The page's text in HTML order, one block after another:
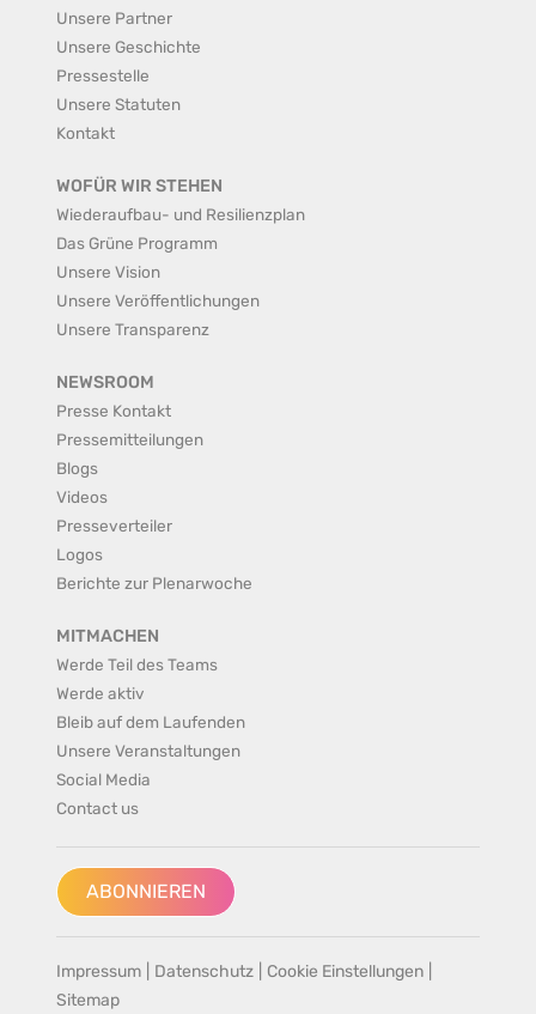
Unsere Partner
Unsere Geschichte
Pressestelle
Unsere Statuten
Kontakt
WOFÜR WIR STEHEN
Wiederaufbau- und Resilienzplan
Das Grüne Programm
Unsere Vision
Unsere Veröffentlichungen
Unsere Transparenz
NEWSROOM
Presse Kontakt
Pressemitteilungen
Blogs
Videos
Presseverteiler
Logos
Berichte zur Plenarwoche
MITMACHEN
Werde Teil des Teams
Werde aktiv
Bleib auf dem Laufenden
Unsere Veranstaltungen
Social Media
Contact us
ABONNIEREN
Impressum Datenschutz Cookie Einstellungen
Sitemap